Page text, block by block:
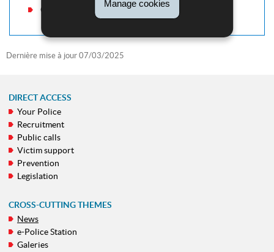
Manage cookies
Ceinture de sécurité
Dernière mise à jour 07/03/2025
NAVIGATION
MENU
DIRECT ACCESS
Your Police
Recruitment
Public calls
Victim support
Prevention
Legislation
CROSS-CUTTING THEMES
News
e-Police Station
Galeries